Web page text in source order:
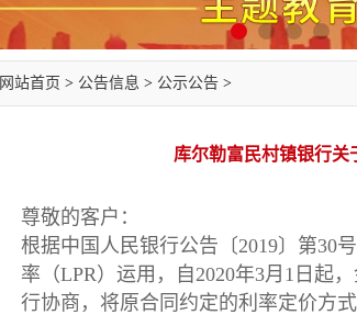
网站首页 > 公告信息 > 公示公告 >
库尔勒富民村镇银行
尊敬的客户：
根据中国人民银行公告〔2019〕第30
率（LPR）运用，自2020年3月1日起
行协商，将原合同约定的利率定价方